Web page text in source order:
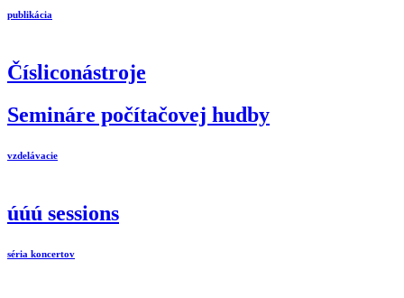
publikácia
Čísliconástroje
Semináre počítačovej hudby
vzdelávacie
úúú sessions
séria koncertov